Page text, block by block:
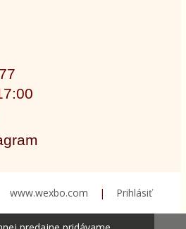
www.wexbo.com | Prihlásiť